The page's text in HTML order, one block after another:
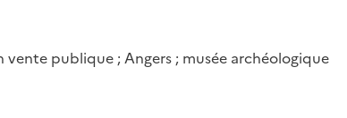
publique ; Angers ; musée archéologique